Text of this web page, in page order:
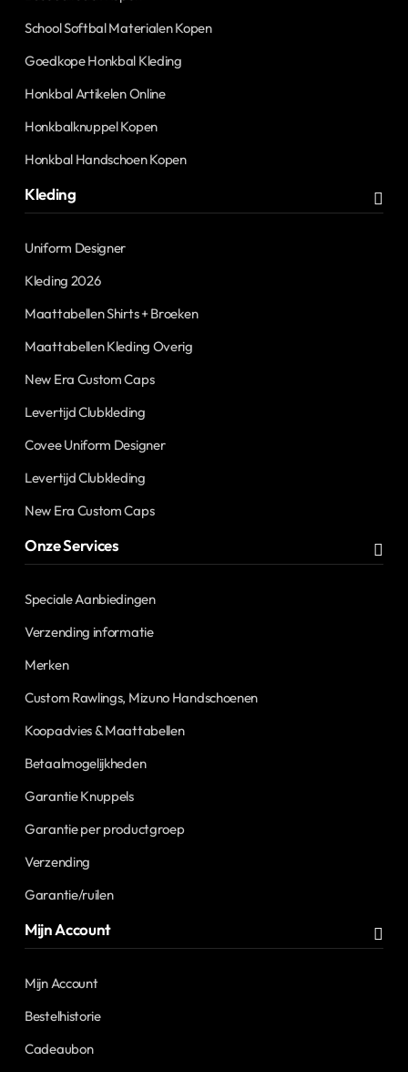
School Softbal Materialen Kopen
Goedkope Honkbal Kleding
Honkbal Artikelen Online
Honkbalknuppel Kopen
Honkbal Handschoen Kopen
Kleding
Uniform Designer
Kleding 2026
Maattabellen Shirts + Broeken
Maattabellen Kleding Overig
New Era Custom Caps
Levertijd Clubkleding
Covee Uniform Designer
Levertijd Clubkleding
New Era Custom Caps
Onze Services
Speciale Aanbiedingen
Verzending informatie
Merken
Custom Rawlings, Mizuno Handschoenen
Koopadvies & Maattabellen
Betaalmogelijkheden
Garantie Knuppels
Garantie per productgroep
Verzending
Garantie/ruilen
Mijn Account
Mijn Account
Bestelhistorie
Cadeaubon